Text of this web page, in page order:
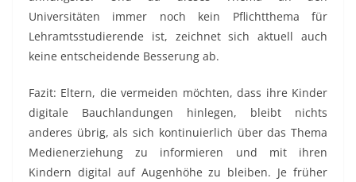
Universitäten immer noch kein Pflichtthema für
Lehramtsstudierende ist, zeichnet sich aktuell auch
keine entscheidende Besserung ab.
Fazit: Eltern, die vermeiden möchten, dass ihre Kinder
digitale Bauchlandungen hinlegen, bleibt nichts
anderes übrig, als sich kontinuierlich über das Thema
Medienerziehung zu informieren und mit ihren
Kindern digital auf Augenhöhe zu bleiben. Je früher